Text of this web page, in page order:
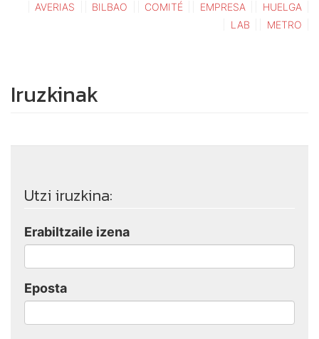
AVERIAS BILBAO COMITÉ EMPRESA
HUELGA
LAB
METRO
Iruzkinak
Utzi iruzkina:
Erabiltzaile izena
Eposta